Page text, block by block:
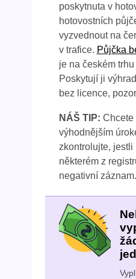
poskytnuta v
hotovostních
vyzvednout na
v trafice. Půjčka
je na českém
Poskytují ji
bez licence,
NÁŠ TIP: Chcete
výhodnějším
zkontrolujte, jestli
některém z
negativní záznam.